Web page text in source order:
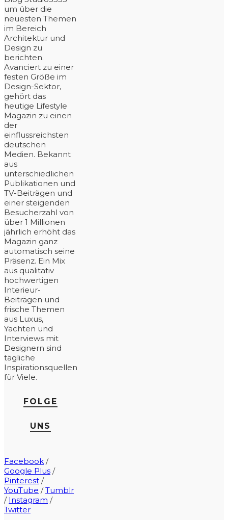
um über die
neuesten Themen
im Bereich
Architektur und
Design zu
berichten.
Avanciert zu einer
festen Größe im
Design-Sektor,
gehört das
heutige Lifestyle
Magazin zu einen
der
einflussreichsten
deutschen
Medien. Bekannt
aus
unterschiedlichen
Publikationen und
TV-Beiträgen und
einer steigenden
Besucherzahl von
über 1 Millionen
jährlich erhöht das
Magazin ganz
automatisch seine
Präsenz. Ein Mix
aus qualitativ
hochwertigen
Interieur-
Beiträgen und
frische Themen
aus Luxus,
Yachten und
Interviews mit
Designern sind
tägliche
Inspirationsquellen
für Viele.
FOLGE
UNS
Facebook /
Google Plus /
Pinterest /
YouTube /Tumblr
/ Instagram /
Twitter